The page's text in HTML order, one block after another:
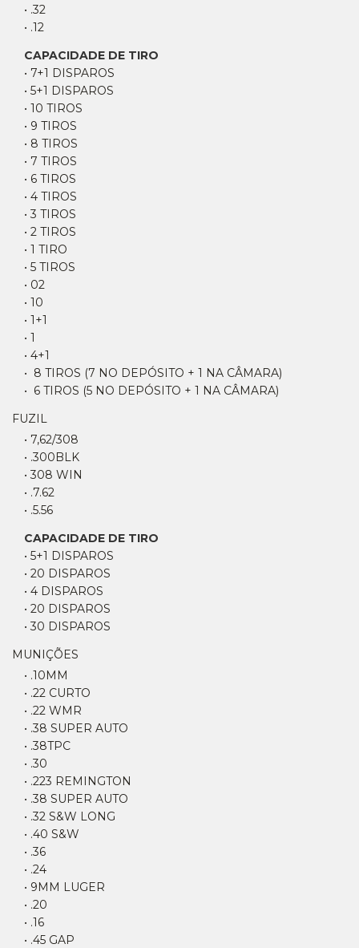
• .32
• .12
CAPACIDADE DE TIRO
• 7+1 DISPAROS
• 5+1 DISPAROS
• 10 TIROS
• 9 TIROS
• 8 TIROS
• 7 TIROS
• 6 TIROS
• 4 TIROS
• 3 TIROS
• 2 TIROS
• 1 TIRO
• 5 TIROS
• 02
• 10
• 1+1
• 1
• 4+1
• 8 TIROS (7 NO DEPÓSITO + 1 NA CÂMARA)
• 6 TIROS (5 NO DEPÓSITO + 1 NA CÂMARA)
FUZIL
• 7,62/308
• .300BLK
• 308 WIN
• .7.62
• .5.56
CAPACIDADE DE TIRO
• 5+1 DISPAROS
• 20 DISPAROS
• 4 DISPAROS
• 20 DISPAROS
• 30 DISPAROS
MUNIÇÕES
• .10MM
• .22 CURTO
• .22 WMR
• .38 SUPER AUTO
• .38TPC
• .30
• .223 REMINGTON
• .38 SUPER AUTO
• .32 S&W LONG
• .40 S&W
• .36
• .24
• 9MM LUGER
• .20
• .16
• .45 GAP